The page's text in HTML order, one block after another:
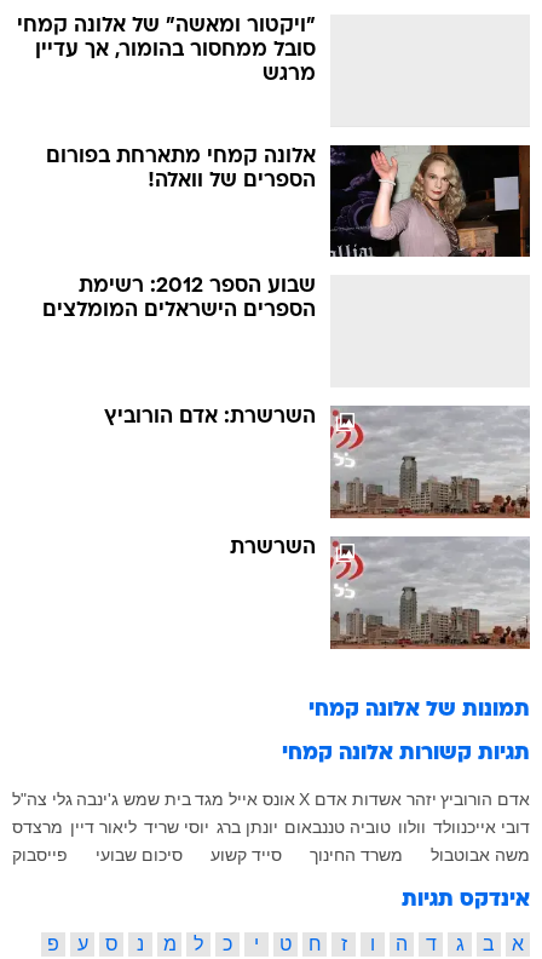
"ויקטור ומאשה" של אלונה קמחי
סובל ממחסור בהומור, אך עדיין
מרגש
אלונה קמחי מתארחת בפורום
הספרים של וואלה!
שבוע הספר 2012: רשימת
הספרים הישראלים המומלצים
השרשרת: אדם הורוביץ
השרשרת
תמונות של אלונה קמחי
תגיות קשורות אלונה קמחי
אדם הורוביץ יזהר אשדות אדם X אונס אייל מגד בית שמש ג'ינבה גלי צה"ל
דובי אייכנוולד וולוו טוביה טננבאום יונתן ברג יוסי שריד ליאור דיין מרצדס
משה אבוטבול
משרד החינוך סייד קשוע סיכום שבועי פייסבוק
אינדקס תגיות
א ב ג ד ה ו ז ח ט י כ ל מ נ ס ע
פ